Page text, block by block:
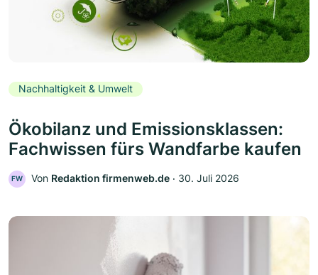
Nachhaltigkeit & Umwelt
Ökobilanz und Emissionsklassen:
Fachwissen fürs Wandfarbe kaufen
FW Von Redaktion firmenweb.de ‧ 30. Juli 2026